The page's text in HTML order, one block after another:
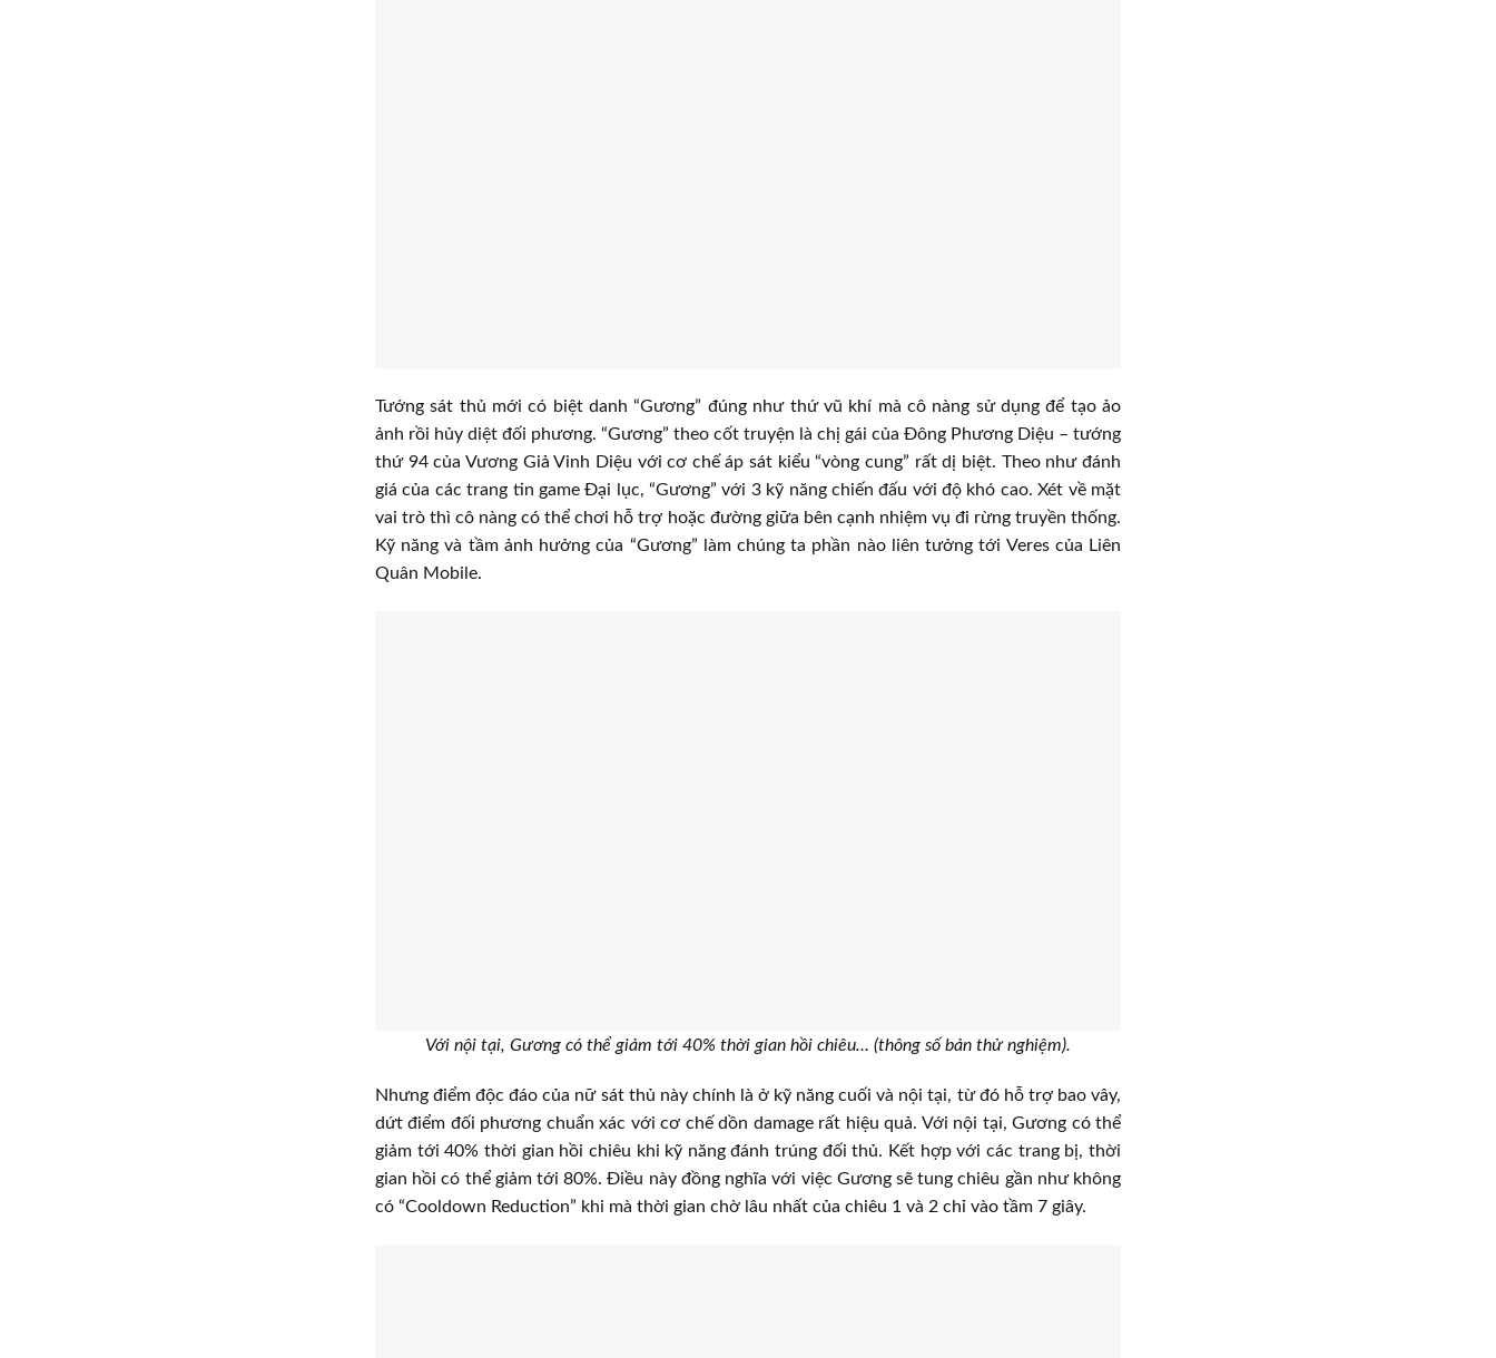
Tướng sát thủ mới có biệt danh “Gương” đúng như thứ vũ khí mà cô nàng sử dụng để tạo ảo
ảnh rồi hủy diệt đối phương. “Gương” theo cốt truyện là chị gái của Đông Phương Diệu – tướng
thứ 94 của Vương Giả Vinh Diệu với cơ chế áp sát kiểu “vòng cung” rất dị biệt. Theo như đánh
giá của các trang tin game Đại lục, “Gương” với 3 kỹ năng chiến đấu với độ khó cao. Xét về mặt
vai trò thì cô nàng có thể chơi hỗ trợ hoặc đường giữa bên cạnh nhiệm vụ đi rừng truyền thống.
Kỹ năng và tầm ảnh hưởng của “Gương” làm chúng ta phần nào liên tưởng tới Veres của Liên
Quân Mobile.
Với nội tại, Gương có thể giảm tới 40% thời gian hồi chiêu… (thông số bản thử nghiệm).
Nhưng điểm độc đáo của nữ sát thủ này chính là ở kỹ năng cuối và nội tại, từ đó hỗ trợ bao vây,
dứt điểm đối phương chuẩn xác với cơ chế dồn damage rất hiệu quả. Với nội tại, Gương có thể
giảm tới 40% thời gian hồi chiêu khi kỹ năng đánh trúng đối thủ. Kết hợp với các trang bị, thời
gian hồi có thể giảm tới 80%. Điều này đồng nghĩa với việc Gương sẽ tung chiêu gần như không
có “Cooldown Reduction” khi mà thời gian chờ lâu nhất của chiêu 1 và 2 chỉ vào tầm 7 giây.